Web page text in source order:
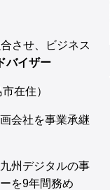
させ、ビジネス
バイザー
在住）
会社を事業承継
州デジタルの事
を9年間務め